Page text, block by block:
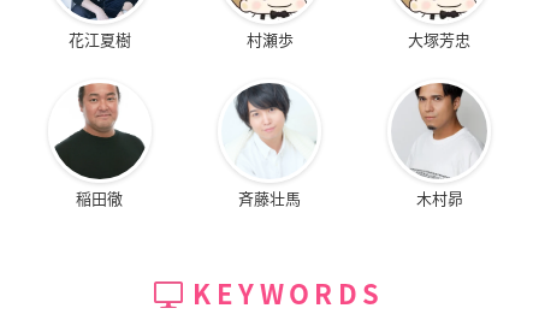
花江夏樹 村瀬歩 大塚芳忠
稲田徹 斉藤壮馬 木村昴
KEYWORDS